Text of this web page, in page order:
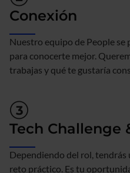
Conexión
Nuestro equipo de People
para conocerte mejor.
trabajas y qué te gustaría
Tech Challenge
Dependiendo del rol,
reto práctico. Es tu